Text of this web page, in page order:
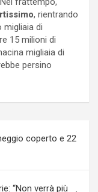
, rientrando
migliaia di
15 milioni di
migliaia di
persino
coperto e 22
“Non verrà più